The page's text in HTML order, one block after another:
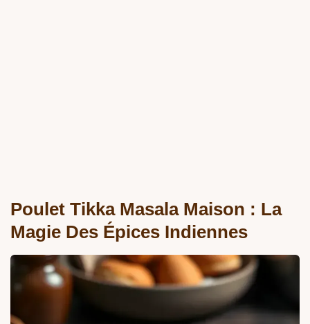
Poulet Tikka Masala Maison : La
Magie Des Épices Indiennes